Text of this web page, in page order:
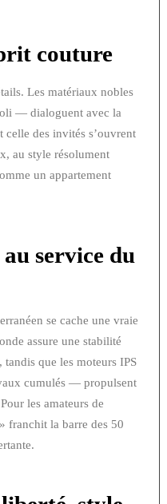
couture
Les matériaux nobles
— dialoguent avec la
des invités s’ouvrent
au style résolument
un appartement
service du
se cache une vraie
assure une stabilité
que les moteurs IPS
cumulés — propulsent
les amateurs de
franchit la barre des 50